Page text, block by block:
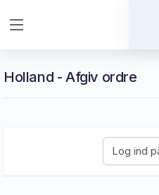
Holland - Afgiv ordre